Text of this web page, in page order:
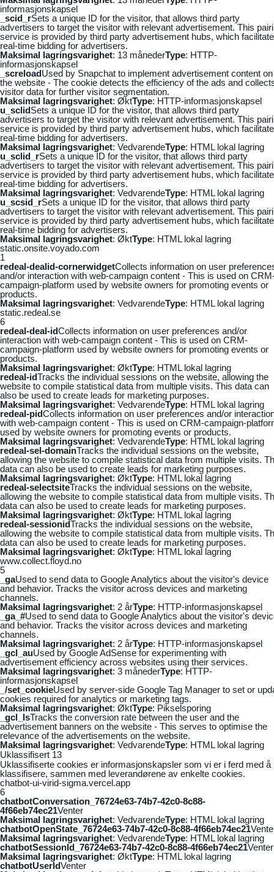
informasjonskapsel
_scid_rSets a unique ID for the visitor, that allows third party
advertisers to target the visitor with relevant advertisement. This
service is provided by third party advertisement hubs, which
real-time bidding for advertisers.
Maksimal lagringsvarighet: 13 månederType: HTTP-
informasjonskapsel
_screloadUsed by Snapchat to implement advertisement content on
the website - The cookie detects the efficiency of the ads and
visitor data for further visitor segmentation.
Maksimal lagringsvarighet: ØktType: HTTP-informasjonskapsel
u_sclidSets a unique ID for the visitor, that allows third party
advertisers to target the visitor with relevant advertisement. This
service is provided by third party advertisement hubs, which
real-time bidding for advertisers.
Maksimal lagringsvarighet: VedvarendeType: HTML lokal lagring
u_sclid_rSets a unique ID for the visitor, that allows third party
advertisers to target the visitor with relevant advertisement. This
service is provided by third party advertisement hubs, which
real-time bidding for advertisers.
Maksimal lagringsvarighet: VedvarendeType: HTML lokal lagring
u_scsid_rSets a unique ID for the visitor, that allows third party
advertisers to target the visitor with relevant advertisement. This
service is provided by third party advertisement hubs, which
real-time bidding for advertisers.
Maksimal lagringsvarighet: ØktType: HTML lokal lagring
static.onsite.voyado.com
1
redeal-dealid-cornerwidgetCollects information on user
and/or interaction with web-campaign content - This is used on
campaign-platform used by website owners for promoting events or
products.
Maksimal lagringsvarighet: VedvarendeType: HTML lokal lagring
static.redeal.se
6
redeal-deal-idCollects information on user preferences and/or
interaction with web-campaign content - This is used on CRM-
campaign-platform used by website owners for promoting events or
products.
Maksimal lagringsvarighet: ØktType: HTML lokal lagring
redeal-idTracks the individual sessions on the website, allowing the
website to compile statistical data from multiple visits. This data can
also be used to create leads for marketing purposes.
Maksimal lagringsvarighet: VedvarendeType: HTML lokal lagring
redeal-pidCollects information on user preferences and/or
with web-campaign content - This is used on CRM-campaign-
used by website owners for promoting events or products.
Maksimal lagringsvarighet: VedvarendeType: HTML lokal lagring
redeal-sel-domainTracks the individual sessions on the website,
allowing the website to compile statistical data from multiple visits.
data can also be used to create leads for marketing purposes.
Maksimal lagringsvarighet: ØktType: HTML lokal lagring
redeal-selectsiteTracks the individual sessions on the website,
allowing the website to compile statistical data from multiple visits.
data can also be used to create leads for marketing purposes.
Maksimal lagringsvarighet: ØktType: HTML lokal lagring
redeal-sessionidTracks the individual sessions on the website,
allowing the website to compile statistical data from multiple visits.
data can also be used to create leads for marketing purposes.
Maksimal lagringsvarighet: ØktType: HTML lokal lagring
www.collect.floyd.no
5
_gaUsed to send data to Google Analytics about the visitor's device
and behavior. Tracks the visitor across devices and marketing
channels.
Maksimal lagringsvarighet: 2 årType: HTTP-informasjonskapsel
_ga_#Used to send data to Google Analytics about the visitor's
and behavior. Tracks the visitor across devices and marketing
channels.
Maksimal lagringsvarighet: 2 årType: HTTP-informasjonskapsel
_gcl_auUsed by Google AdSense for experimenting with
advertisement efficiency across websites using their services.
Maksimal lagringsvarighet: 3 månederType: HTTP-
informasjonskapsel
_/set_cookieUsed by server-side Google Tag Manager to set or
cookies required for analytics or marketing tags.
Maksimal lagringsvarighet: ØktType: Pikselsporing
_gcl_lsTracks the conversion rate between the user and the
advertisement banners on the website - This serves to optimise the
relevance of the advertisements on the website.
Maksimal lagringsvarighet: VedvarendeType: HTML lokal lagring
Uklassifisert 13
Uklassifiserte cookies er informasjonskapsler som vi er i ferd med å
klassifisere, sammen med leverandørene av enkelte cookies.
chatbot-ui-virid-sigma.vercel.app
6
chatbotConversation_76724e63-74b7-42c0-8c88-
4f66eb74ec21Venter
Maksimal lagringsvarighet: VedvarendeType: HTML lokal lagring
chatbotOpenState_76724e63-74b7-42c0-8c88-4f66eb74ec21
Maksimal lagringsvarighet: VedvarendeType: HTML lokal lagring
chatbotSessionId_76724e63-74b7-42c0-8c88-4f66eb74ec21Venter
Maksimal lagringsvarighet: ØktType: HTML lokal lagring
chatbotUserIdVenter